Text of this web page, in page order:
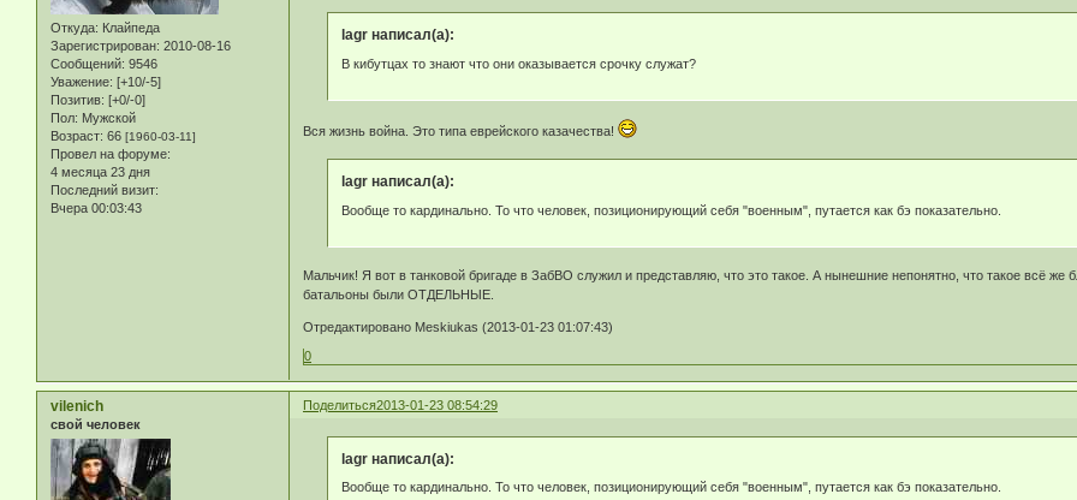
Откуда: Клайпеда
Зарегистрирован: 2010-08-16
Сообщений: 9546
Уважение: [+10/-5]
Позитив: [+0/-0]
Пол: Мужской
Возраст: 66 [1960-03-11]
Провел на форуме:
4 месяца 23 дня
Последний визит:
Вчера 00:03:43
lagr написал(а):
В кибутцах то знают что они оказывается срочку служат?
Вся жизнь война. Это типа еврейского казачества!
lagr написал(а):
Вообще то кардинально. То что человек, позиционирующий себя "военным", путается как бэ показательно.
Мальчик! Я вот в танковой бригаде в ЗабВО служил и представляю, что это такое. А нынешние непонятно, что такое всё же
батальоны были ОТДЕЛЬНЫЕ.
Отредактировано Meskiukas (2013-01-23 01:07:43)
0
Поделиться2013-01-23 08:54:29
vilenich
свой человек
lagr написал(а):
Вообще то кардинально. То что человек, позиционирующий себя "военным", путается как бэ показательно.